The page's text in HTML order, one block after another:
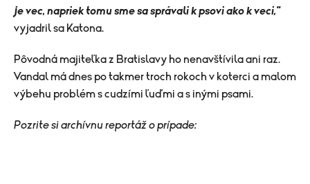
je vec, napriek tomu sme sa správali k psovi ako k veci,"
vyjadril sa Katona.
Pôvodná majiteľka z Bratislavy ho nenavštívila ani raz.
Vandal má dnes po takmer troch rokoch v koterci a malom
výbehu problém s cudzími ľuďmi a s inými psami.
Pozrite si archívnu reportáž o prípade: